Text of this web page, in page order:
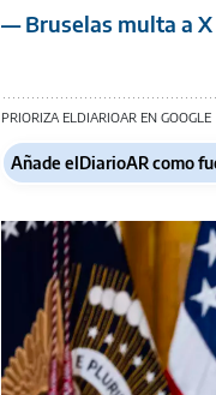
— Bruselas multa a
PRIORIZA ELDIARIOAR EN GOOGLE
Añade elDiarioAR como